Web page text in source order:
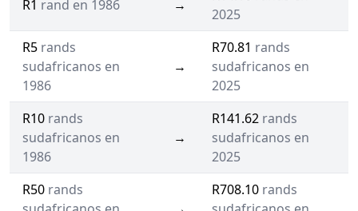
R1 rand en 1986 →
2025
R5 rands
sudafricanos en
1986
→
R70.81 rands
sudafricanos en
2025
R10 rands
sudafricanos en
1986
→
R141.62 rands
sudafricanos en
2025
R50 rands
R708.10 rands